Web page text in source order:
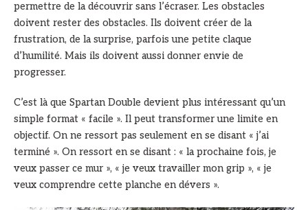
permettre de la découvrir sans l’écraser. Les obstacles
doivent rester des obstacles. Ils doivent créer de la
frustration, de la surprise, parfois une petite claque
d’humilité. Mais ils doivent aussi donner envie de
progresser.
C’est là que Spartan Double devient plus intéressant qu’un
simple format « facile ». Il peut transformer une limite en
objectif. On ne ressort pas seulement en se disant « j’ai
terminé ». On ressort en se disant : « la prochaine fois, je
veux passer ce mur », « je veux travailler mon grip », « je
veux comprendre cette planche en dévers ».